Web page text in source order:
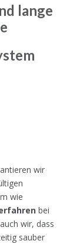
lange
wir
wie
bei
wir, dass
sauber